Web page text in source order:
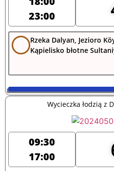
23:00
Rzeka Dalyan, Jezioro
Kąpielisko błotne
Wycieczka łodzią z
09:30
17:00